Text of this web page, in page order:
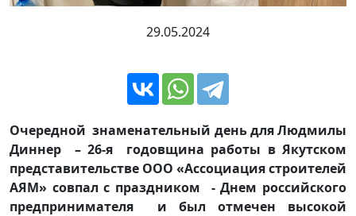
29.05.2024
Очередной знаменательный день для Людмилы
Диннер – 26-я годовщина работы в Якутском
представительстве ООО «Ассоциация строителей
АЯМ» совпал с праздником - Днем российского
предпринимателя и был отмечен высокой